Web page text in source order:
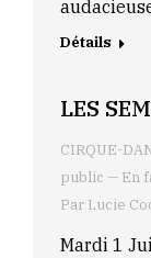
Détails
LES
CIRQUE-
public — En
Par Lucie
Mardi 1